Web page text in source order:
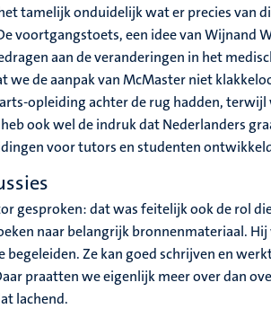
tamelijk onduidelijk wat er precies van
voortgangstoets, een idee van
aan de veranderingen in het
we de aanpak van McMaster niet
opleiding achter de rug hadden, terwijl
ook wel de indruk dat Nederlanders
voor tutors en studenten
gesproken: dat was feitelijk ook de rol
naar belangrijk bronnenmateriaal.
begeleiden. Ze kan goed schrijven en
praatten we eigenlijk meer over dan
lachend.